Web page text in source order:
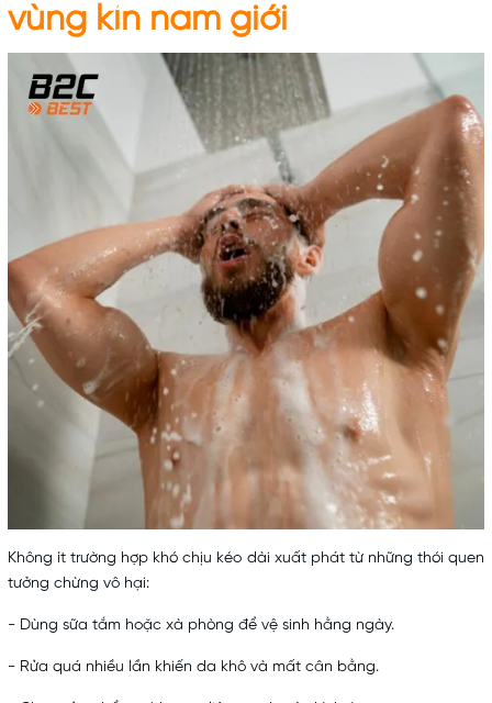
vùng kín nam giới
Không ít trường hợp khó chịu kéo dài xuất phát từ những thói quen
tưởng chừng vô hại:
- Dùng sữa tắm hoặc xà phòng để vệ sinh hằng ngày.
- Rửa quá nhiều lần khiến da khô và mất cân bằng.